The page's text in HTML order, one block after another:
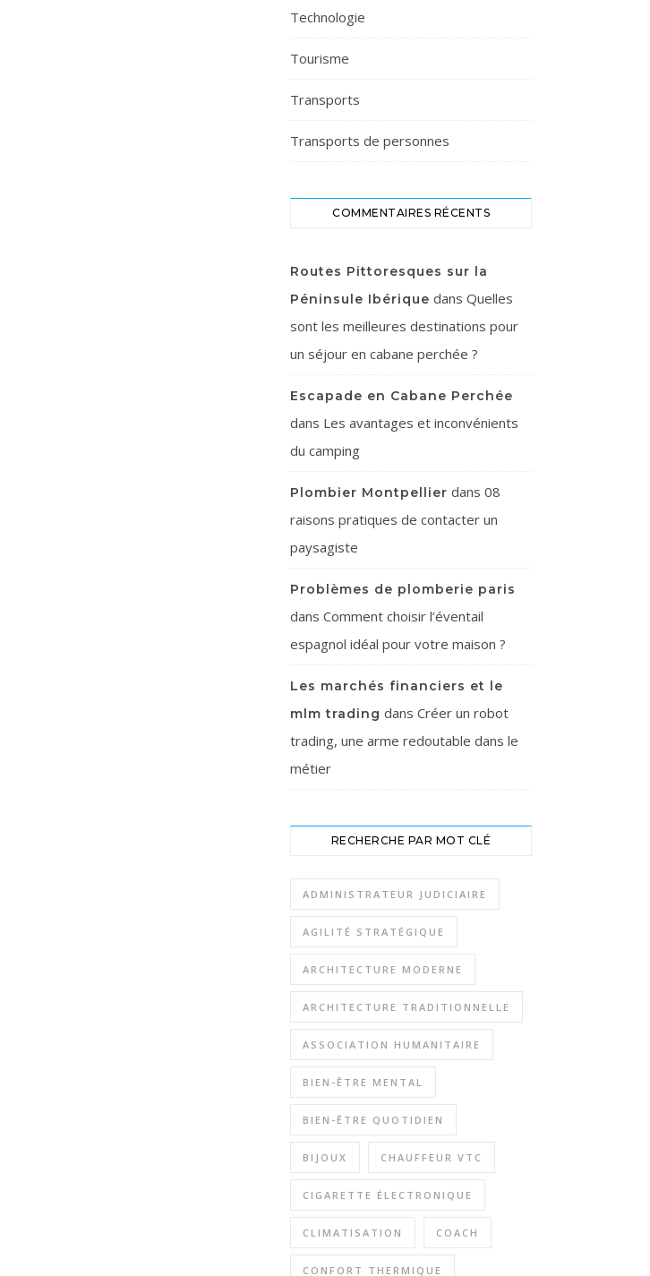
Technologie
Tourisme
Transports
Transports de personnes
COMMENTAIRES RÉCENTS
Routes Pittoresques sur la
Péninsule Ibérique dans Quelles
sont les meilleures destinations pour
un séjour en cabane perchée ?
Escapade en Cabane Perchée
dans Les avantages et inconvénients
du camping
Plombier Montpellier dans 08
raisons pratiques de contacter un
paysagiste
Problèmes de plomberie paris
dans Comment choisir l’éventail
espagnol idéal pour votre maison ?
Les marchés financiers et le
mlm trading dans Créer un robot
trading, une arme redoutable dans le
métier
RECHERCHE PAR MOT CLÉ
ADMINISTRATEUR JUDICIAIRE
AGILITÉ STRATÉGIQUE
ARCHITECTURE MODERNE
ARCHITECTURE TRADITIONNELLE
ASSOCIATION HUMANITAIRE
BIEN-ÊTRE MENTAL
BIEN-ÊTRE QUOTIDIEN
BIJOUX CHAUFFEUR VTC
CIGARETTE ÉLECTRONIQUE
CLIMATISATION COACH
CONFORT THERMIQUE